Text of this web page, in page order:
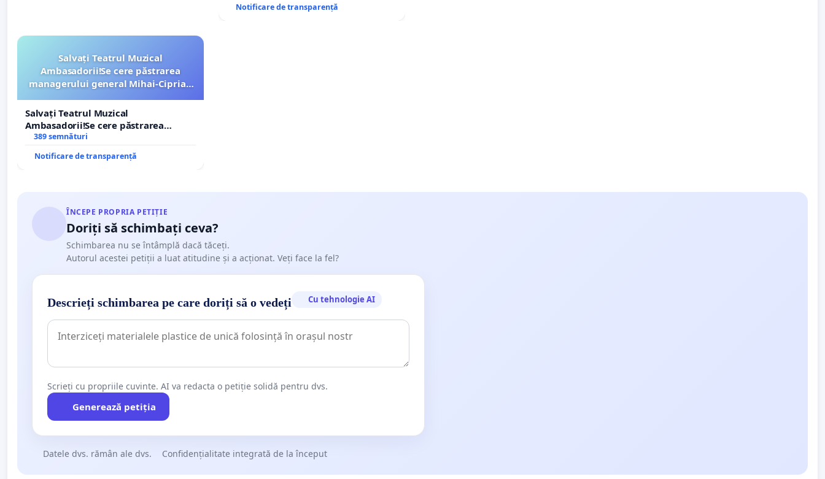
Notificare de transparență
Salvați Teatrul Muzical
Ambasadorii!Se cere păstrarea
managerului general Mihai-Ciprian
Salvați Teatrul Muzical
Ambasadorii!Se cere păstrarea
managerului general Mihai-Ciprian
389 semnături
Notificare de transparență
ÎNCEPE PROPRIA PETIȚIE
Doriți să schimbați ceva?
Schimbarea nu se întâmplă dacă tăceți.
Autorul acestei petiții a luat atitudine și a acționat. Veți face la fel?
Descrieți schimbarea pe care doriți să o vedeți Cu tehnologie AI
Scrieți cu propriile cuvinte. AI va redacta o petiție solidă pentru dvs.
Generează petiția
Datele dvs. rămân ale dvs. Confidențialitate integrată de la început